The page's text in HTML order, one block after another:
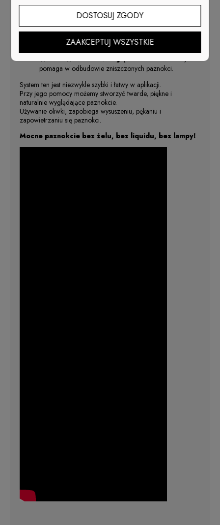
wydajność = małe zużycie produktu.
ODPORNOŚĆklej międzywarstwowy daje
odporność, trwałość, a przede wszystkim jednorodność
pomaga w odbudowie zniszczonych paznokci.
System ten jest niezwykle szybki i łatwy w aplikacji.
Przy jego pomocy możemy stworzyć twarde, piękne i
naturalnie wyglądające paznokcie.
Używanie oliwki, zapobiega wysuszeniu, pękaniu i
zapowietrzaniu się paznokci.
Mocne paznokcie bez żelu, bez liquidu, bez lampy!
DOSTOSUJ ZGODY
ZAAKCEPTUJ WSZYSTKIE